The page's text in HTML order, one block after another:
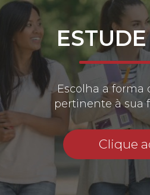
Escolha a forma
pertinente à sua
Clique